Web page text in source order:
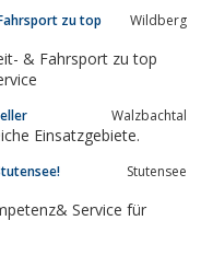
zu top
Wildberg
Walzbachtal
Einsatzgebiete.
Stutensee
Service für